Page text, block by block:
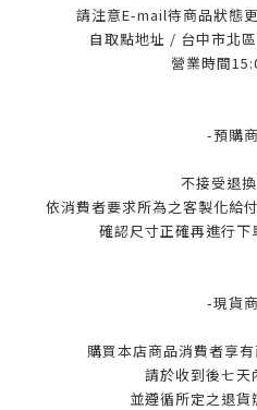
請注意E-mail待商品狀態
自取點地址 / 台中市北
營業時間
-預購
不接受退
依消費者要求所為之客製化給
確認尺寸正確再進行下
-現貨
購買本店商品消費者享
請於收到後七天
並遵循所定之退